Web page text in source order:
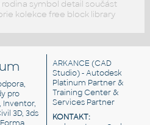
symbol detail součást
kolekce free block library
pro
Inventor,
3D, 3ds
ARKANCE (CAD
Studio) - Autodesk
Platinum Partner &
Training Center &
Services Partner
KONTAKT: